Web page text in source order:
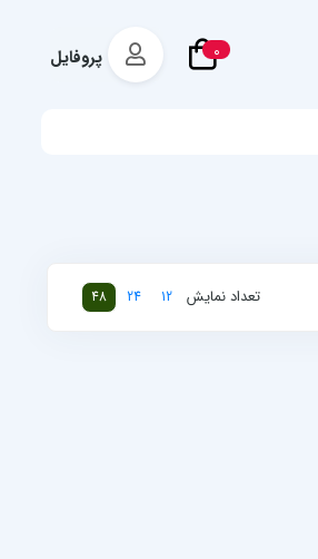
0 پروفایل
تعداد نمایش 12
24
48